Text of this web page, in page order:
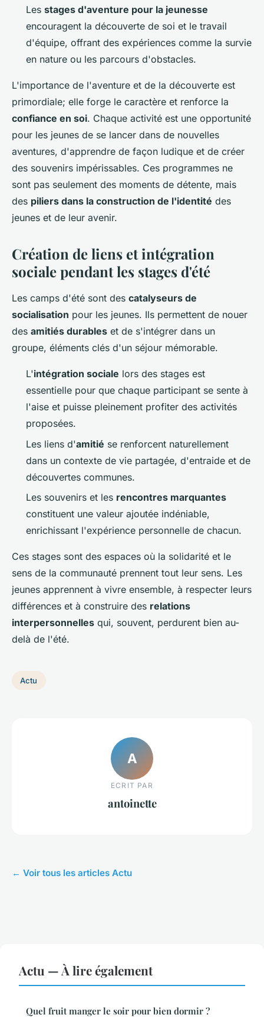
Les stages d'aventure pour la jeunesse
encouragent la découverte de soi et le travail
d'équipe, offrant des expériences comme la survie
en nature ou les parcours d'obstacles.
L'importance de l'aventure et de la découverte est
primordiale; elle forge le caractère et renforce la
confiance en soi. Chaque activité est une opportunité
pour les jeunes de se lancer dans de nouvelles
aventures, d'apprendre de façon ludique et de créer
des souvenirs impérissables. Ces programmes ne
sont pas seulement des moments de détente, mais
des piliers dans la construction de l'identité des
jeunes et de leur avenir.
Création de liens et intégration
sociale pendant les stages d'été
Les camps d'été sont des catalyseurs de
socialisation pour les jeunes. Ils permettent de nouer
des amitiés durables et de s'intégrer dans un
groupe, éléments clés d'un séjour mémorable.
L'intégration sociale lors des stages est
essentielle pour que chaque participant se sente à
l'aise et puisse pleinement profiter des activités
proposées.
Les liens d'amitié se renforcent naturellement
dans un contexte de vie partagée, d'entraide et de
découvertes communes.
Les souvenirs et les rencontres marquantes
constituent une valeur ajoutée indéniable,
enrichissant l'expérience personnelle de chacun.
Ces stages sont des espaces où la solidarité et le
sens de la communauté prennent tout leur sens. Les
jeunes apprennent à vivre ensemble, à respecter leurs
différences et à construire des relations
interpersonnelles qui, souvent, perdurent bien au-
delà de l'été.
Actu
A
ECRIT PAR
antoinette
← Voir tous les articles Actu
Actu — À lire également
Quel fruit manger le soir pour bien dormir ?